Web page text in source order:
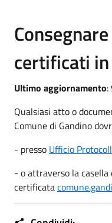
certificati
Ultimo aggiornamento:
Qualsiasi atto o
Comune di Gandino
- presso Ufficio
- o attraverso la
certificata